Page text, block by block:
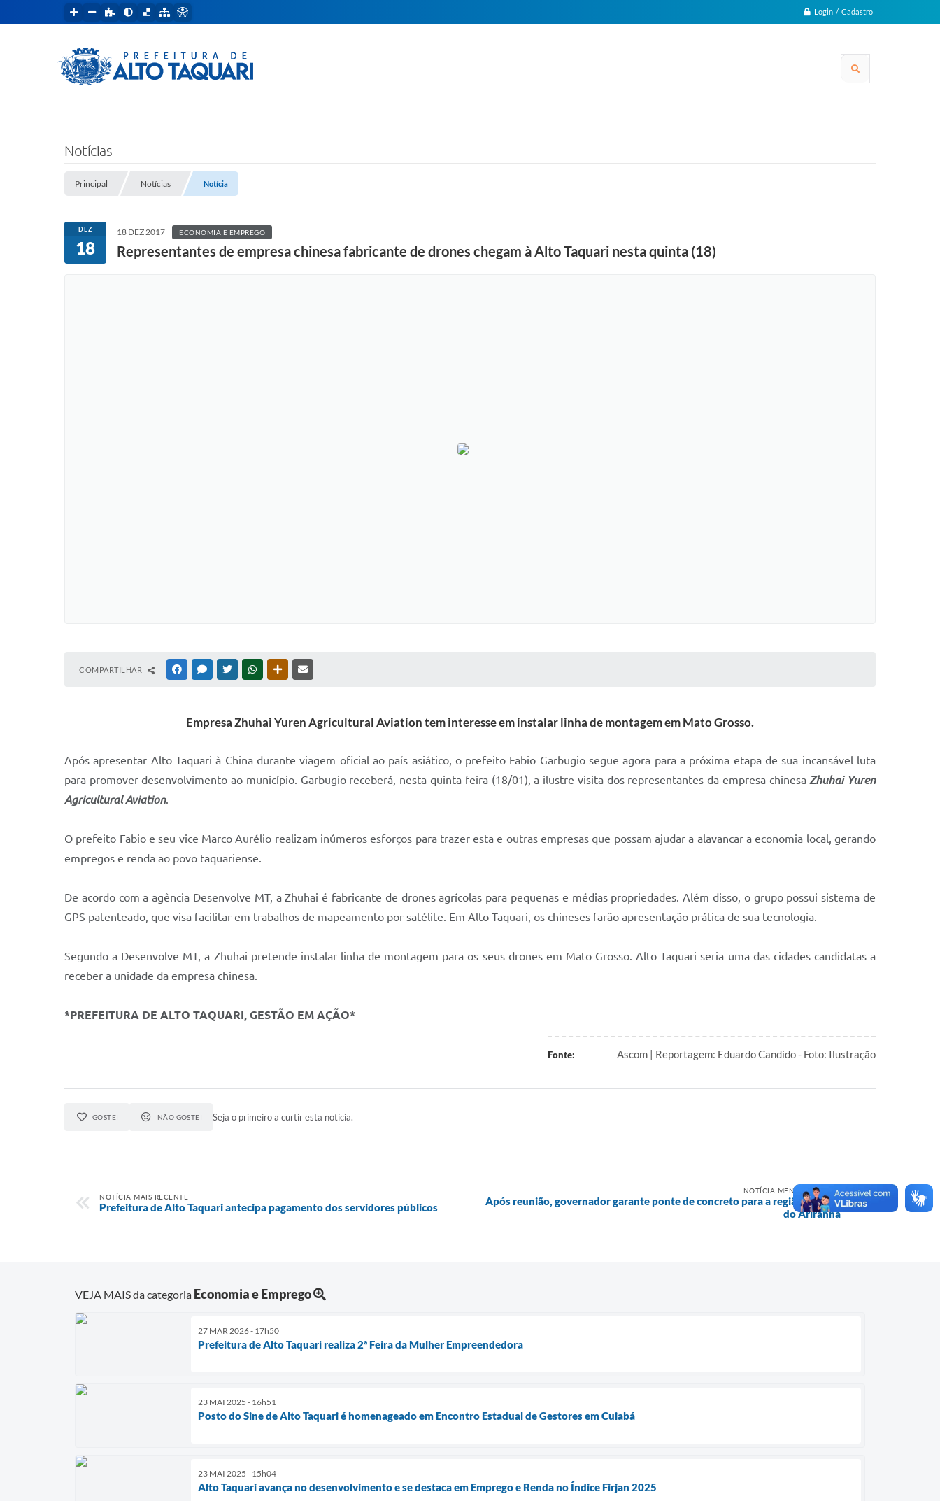
Login / Cadastro
Notícias
Principal Notícias Notícia
DEZ
18
18 DEZ 2017 ECONOMIA E EMPREGO
Representantes de empresa chinesa fabricante de drones chegam à Alto Taquari nesta quinta (18)
COMPARTILHAR FACEBOOKMESSENGER
TWITTERWHATSAPPOUTRAS MÍDIAS
Empresa Zhuhai Yuren Agricultural Aviation tem interesse em instalar linha de montagem em Mato Grosso.
Após apresentar Alto Taquari à China durante viagem oficial ao país asiático, o prefeito Fabio Garbugio segue agora para a próxima etapa de sua incansável luta
para promover desenvolvimento ao município. Garbugio receberá, nesta quinta-feira (18/01), a ilustre visita dos representantes da empresa chinesa Zhuhai Yuren
Agricultural Aviation.
O prefeito Fabio e seu vice Marco Aurélio realizam inúmeros esforços para trazer esta e outras empresas que possam ajudar a alavancar a economia local, gerando
empregos e renda ao povo taquariense.
De acordo com a agência Desenvolve MT, a Zhuhai é fabricante de drones agrícolas para pequenas e médias propriedades. Além disso, o grupo possui sistema de
GPS patenteado, que visa facilitar em trabalhos de mapeamento por satélite. Em Alto Taquari, os chineses farão apresentação prática de sua tecnologia.
Segundo a Desenvolve MT, a Zhuhai pretende instalar linha de montagem para os seus drones em Mato Grosso. Alto Taquari seria uma das cidades candidatas a
receber a unidade da empresa chinesa.
*PREFEITURA DE ALTO TAQUARI, GESTÃO EM AÇÃO*
Fonte: Ascom | Reportagem: Eduardo Candido - Foto: Ilustração
GOSTEI NÃO GOSTEI Seja o primeiro a curtir esta notícia.
NOTÍCIA MAIS RECENTE
Prefeitura de Alto Taquari antecipa pagamento dos servidores públicos
NOTÍCIA MENOS RECENTE
Após reunião, governador garante ponte de concreto para a região do Vale
do Ariranha
VEJA MAIS da categoria Economia e Emprego
27 MAR 2026 - 17h50
Prefeitura de Alto Taquari realiza 2ª Feira da Mulher Empreendedora
23 MAI 2025 - 16h51
Posto do Sine de Alto Taquari é homenageado em Encontro Estadual de Gestores em Cuiabá
23 MAI 2025 - 15h04
Alto Taquari avança no desenvolvimento e se destaca em Emprego e Renda no Índice Firjan 2025